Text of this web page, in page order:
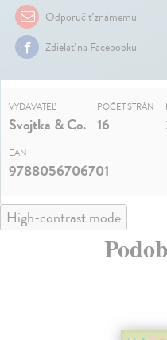
Odporučiť známemu
Zdielať na Facebooku
VYDAVATEĽ
Svojtka & Co.
POČET STRÁN
16
EAN
9788056706701
High-contrast mode